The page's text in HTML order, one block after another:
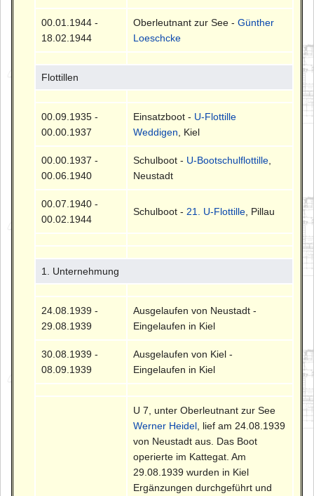
00.01.1944 -
18.02.1944
Oberleutnant zur See -Günther
Loeschcke
Flottillen
00.09.1935 -
00.00.1937
Einsatzboot - U-Flottille
Weddigen , Kiel
00.00.1937 -
00.06.1940
Schulboot - U-Bootschulflottille
Neustadt
00.07.1940 -
00.02.1944
Schulboot - 21. U-Flottille , Pillau
1. Unternehmung
24.08.1939 -
29.08.1939
Ausgelaufen von Neustadt -
Eingelaufen in Kiel
30.08.1939 -
08.09.1939
Ausgelaufen von Kiel -
Eingelaufen in Kiel
U 7, unter Oberleutnant zur See
Werner Heidel , lief am 24.08.1939
von Neustadt aus. Das Boot
operierte im Kattegat. Am
29.08.1939 wurden in Kiel
Ergänzungen durchgeführt und